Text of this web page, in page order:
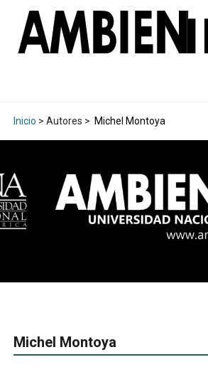
Inicio > Autores > Michel Montoya
Michel Montoya